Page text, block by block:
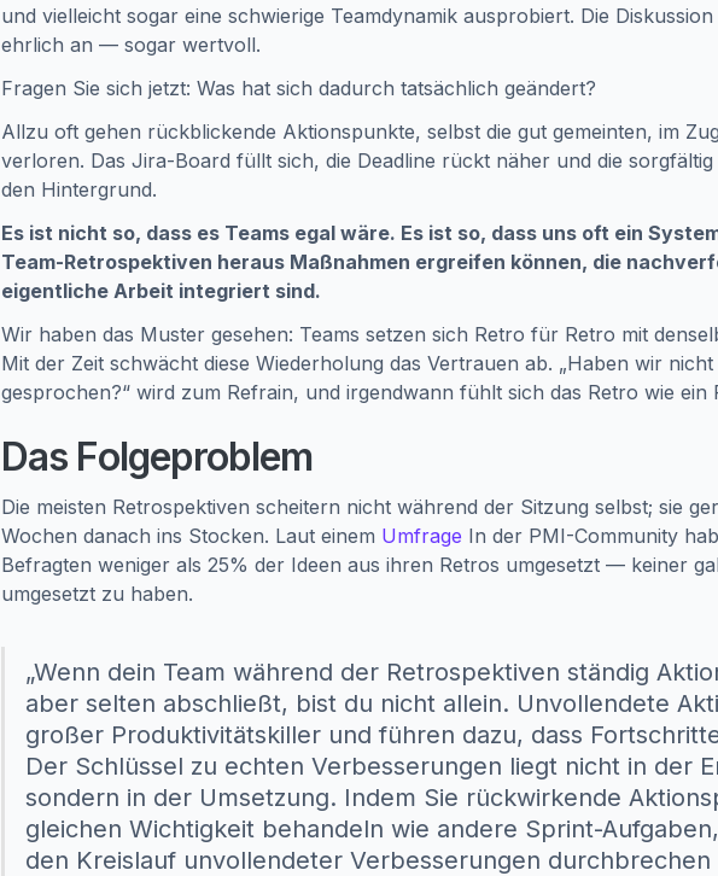
und vielleicht sogar eine schwierige Teamdynamik ausprobiert. Die
ehrlich an — sogar wertvoll.
Fragen Sie sich jetzt: Was hat sich dadurch tatsächlich geändert?
Allzu oft gehen rückblickende Aktionspunkte, selbst die gut gemeinten, im
verloren. Das Jira-Board füllt sich, die Deadline rückt näher und die
den Hintergrund.
Es ist nicht so, dass es Teams egal wäre. Es ist so, dass uns oft ein
Team-Retrospektiven heraus Maßnahmen ergreifen können, die
eigentliche Arbeit integriert sind.
Wir haben das Muster gesehen: Teams setzen sich Retro für Retro mit
Mit der Zeit schwächt diese Wiederholung das Vertrauen ab. „Haben wir
gesprochen?“ wird zum Refrain, und irgendwann fühlt sich das Retro wie ein
Das Folgeproblem
Die meisten Retrospektiven scheitern nicht während der Sitzung selbst; sie
Wochen danach ins Stocken. Laut einem Umfrage In der PMI-Community
Befragten weniger als 25% der Ideen aus ihren Retros umgesetzt — keiner
umgesetzt zu haben.
„Wenn dein Team während der Retrospektiven ständig
aber selten abschließt, bist du nicht allein. Unvollendete
großer Produktivitätskiller und führen dazu, dass
Der Schlüssel zu echten Verbesserungen liegt nicht in der
sondern in der Umsetzung. Indem Sie rückwirkende
gleichen Wichtigkeit behandeln wie andere Sprint-
den Kreislauf unvollendeter Verbesserungen